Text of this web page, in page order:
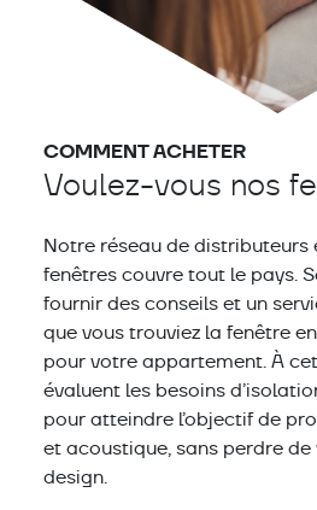
COMMENT ACHETER
Voulez-vous nos
Notre réseau de
fenêtres couvre tout le pays.
fournir des conseils et un
que vous trouviez la fenêtre
pour votre appartement. À
évaluent les besoins
pour atteindre l’objectif de
et acoustique, sans perdre de
design.